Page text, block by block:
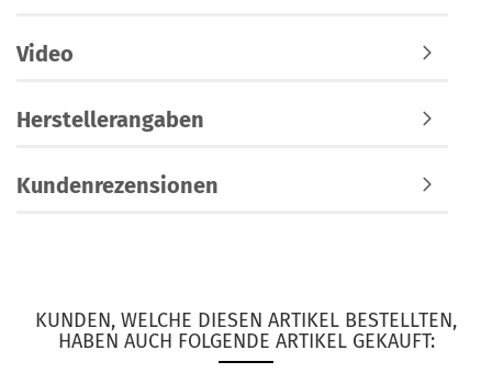
Video
Herstellerangaben
Kundenrezensionen
KUNDEN, WELCHE DIESEN ARTIKEL BESTELLTEN,
HABEN AUCH FOLGENDE ARTIKEL GEKAUFT: